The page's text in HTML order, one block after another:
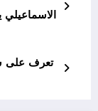
الاسماعيلي
تعرف على